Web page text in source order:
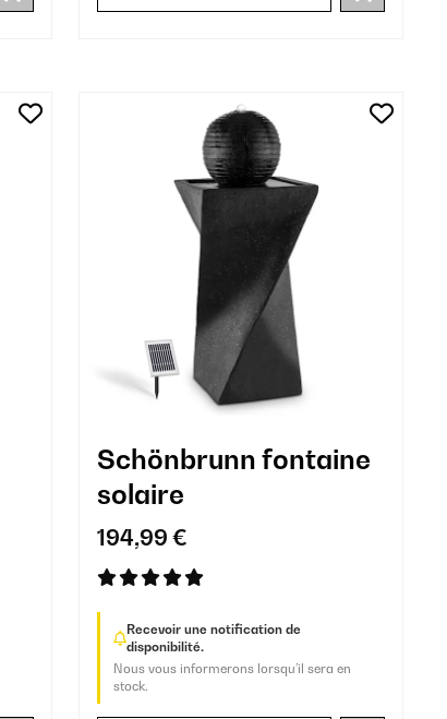
Schönbrunn fontaine
solaire
194,99 €
Recevoir une notification de
disponibilité.
Nous vous informerons lorsqu’il sera en
stock.